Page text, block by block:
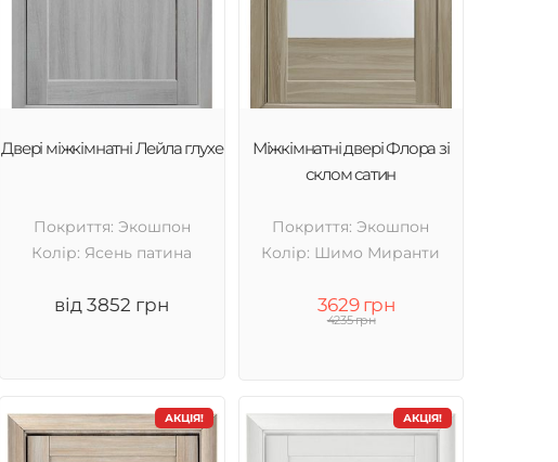
Двері міжкімнатні Лейла глухе
Покриття: Экошпон
Колір: Ясень патина
від 3852 грн
Міжкімнатні двері Флора зі
склом сатин
Покриття: Экошпон
Колір: Шимо Миранти
3629 грн
4235 грн
АКЦІЯ! АКЦІЯ!